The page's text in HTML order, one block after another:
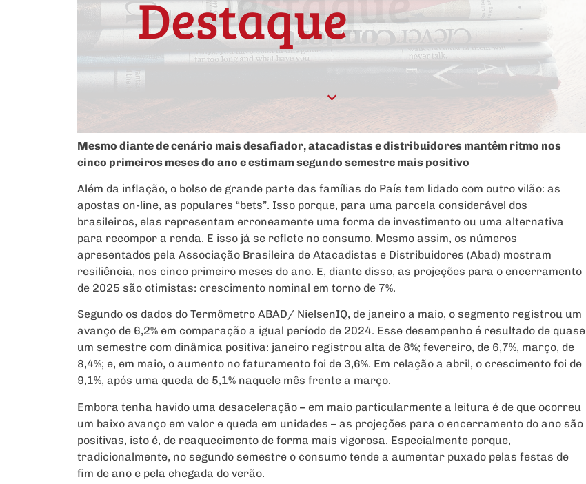
Mesmo diante de cenário mais desafiador, atacadistas e distribuidores mantêm ritmo nos
cinco primeiros meses do ano e estimam segundo semestre mais positivo
Além da inflação, o bolso de grande parte das famílias do País tem lidado com outro vilão: as
apostas on-line, as populares “bets”. Isso porque, para uma parcela considerável dos
brasileiros, elas representam erroneamente uma forma de investimento ou uma alternativa
para recompor a renda. E isso já se reflete no consumo. Mesmo assim, os números
apresentados pela Associação Brasileira de Atacadistas e Distribuidores (Abad) mostram
resiliência, nos cinco primeiro meses do ano. E, diante disso, as projeções para o encerramento
de 2025 são otimistas: crescimento nominal em torno de 7%.
Segundo os dados do Termômetro ABAD/ NielsenIQ, de janeiro a maio, o segmento registrou um
avanço de 6,2% em comparação a igual período de 2024. Esse desempenho é resultado de quase
um semestre com dinâmica positiva: janeiro registrou alta de 8%; fevereiro, de 6,7%, março, de
8,4%; e, em maio, o aumento no faturamento foi de 3,6%. Em relação a abril, o crescimento foi de
9,1%, após uma queda de 5,1% naquele mês frente a março.
Embora tenha havido uma desaceleração – em maio particularmente a leitura é de que ocorreu
um baixo avanço em valor e queda em unidades – as projeções para o encerramento do ano são
positivas, isto é, de reaquecimento de forma mais vigorosa. Especialmente porque,
tradicionalmente, no segundo semestre o consumo tende a aumentar puxado pelas festas de
fim de ano e pela chegada do verão.